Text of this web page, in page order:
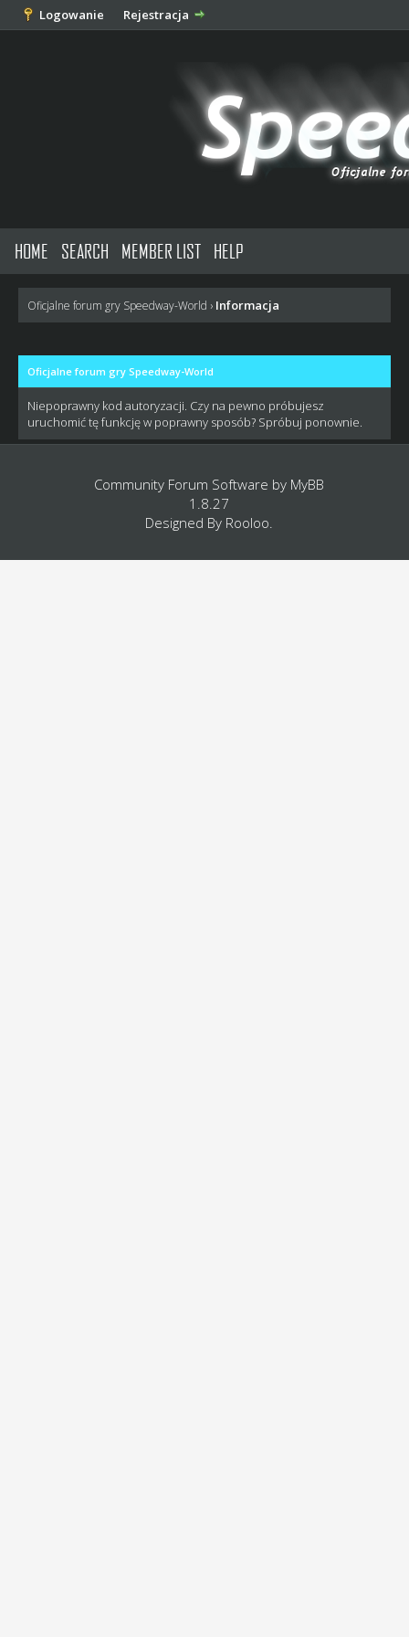
Logowanie Rejestracja
HOME SEARCH MEMBER LIST HELP
Oficjalne forum gry Speedway-World › Informacja
Oficjalne forum gry Speedway-World
Niepoprawny kod autoryzacji. Czy na pewno próbujesz
uruchomić tę funkcję w poprawny sposób? Spróbuj ponownie.
Community Forum Software by MyBB
1.8.27
Designed By Rooloo.